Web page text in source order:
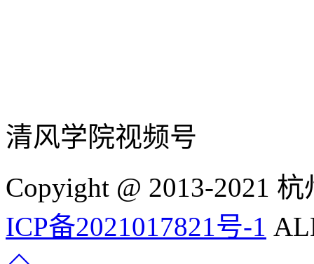
清风学院视频号
Copyight @ 2013-2021
ICP备2021017821号-1